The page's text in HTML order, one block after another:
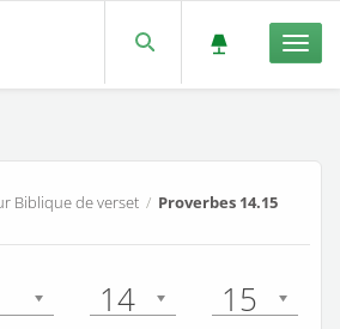
Biblique de verset / Proverbes 14.15
14 15